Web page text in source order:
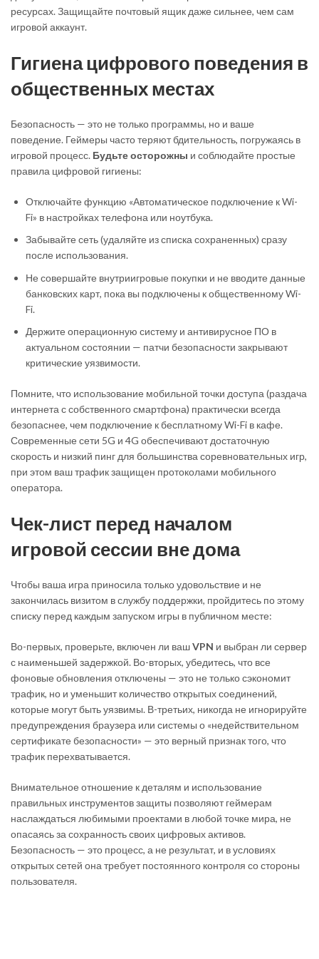
ресурсах. Защищайте почтовый ящик даже сильнее, чем сам
игровой аккаунт.
Гигиена цифрового поведения в
общественных местах
Безопасность — это не только программы, но и ваше
поведение. Геймеры часто теряют бдительность, погружаясь в
игровой процесс. Будьте осторожны и соблюдайте простые
правила цифровой гигиены:
Отключайте функцию «Автоматическое подключение к Wi-
Fi» в настройках телефона или ноутбука.
Забывайте сеть (удаляйте из списка сохраненных) сразу
после использования.
Не совершайте внутриигровые покупки и не вводите данные
банковских карт, пока вы подключены к общественному Wi-
Fi.
Держите операционную систему и антивирусное ПО в
актуальном состоянии — патчи безопасности закрывают
критические уязвимости.
Помните, что использование мобильной точки доступа (раздача
интернета с собственного смартфона) практически всегда
безопаснее, чем подключение к бесплатному Wi-Fi в кафе.
Современные сети 5G и 4G обеспечивают достаточную
скорость и низкий пинг для большинства соревновательных игр,
при этом ваш трафик защищен протоколами мобильного
оператора.
Чек-лист перед началом
игровой сессии вне дома
Чтобы ваша игра приносила только удовольствие и не
закончилась визитом в службу поддержки, пройдитесь по этому
списку перед каждым запуском игры в публичном месте:
Во-первых, проверьте, включен ли вашVPN и выбран ли сервер
с наименьшей задержкой. Во-вторых, убедитесь, что все
фоновые обновления отключены — это не только сэкономит
трафик, но и уменьшит количество открытых соединений,
которые могут быть уязвимы. В-третьих, никогда не игнорируйте
предупреждения браузера или системы о «недействительном
сертификате безопасности» — это верный признак того, что
трафик перехватывается.
Внимательное отношение к деталям и использование
правильных инструментов защиты позволяют геймерам
наслаждаться любимыми проектами в любой точке мира, не
опасаясь за сохранность своих цифровых активов.
Безопасность — это процесс, а не результат, и в условиях
открытых сетей она требует постоянного контроля со стороны
пользователя.